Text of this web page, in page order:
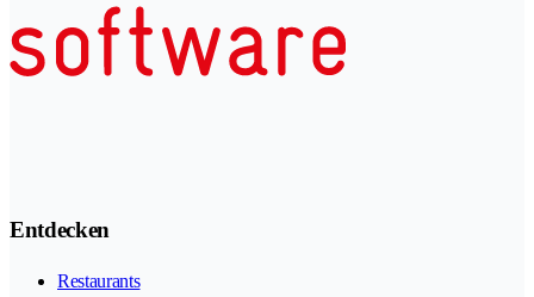
Entdecken
Restaurants